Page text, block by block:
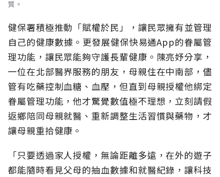
質。
健保署積極推動「賦權於民」，讓民眾擁有並管理
自己的健康數據。更發展健保快易通App的眷屬管
理功能，讓民眾能夠守護長輩健康。陳亮妤分享，
一位在北部醫界服務的朋友，母親住在中南部，儘
管有吃藥控制血糖、血壓，但直到母親授權他綁定
眷屬管理功能，他才驚覺數值極不理想，立刻請假
返鄉陪同母親就醫、重新調整生活習慣與藥物，才
讓母親重拾健康。
「只要透過家人授權，無論距離多遠，在外的遊子
都能隨時看見父母的抽血數據和就醫紀錄，讓科技